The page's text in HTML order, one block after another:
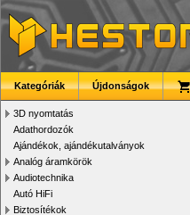
Kategóriák Újdonságok
3D nyomtatás
Adathordozók
Ajándékok, ajándékutalványok
Analóg áramkörök
Audiotechnika
Autó HiFi
Biztosítékok